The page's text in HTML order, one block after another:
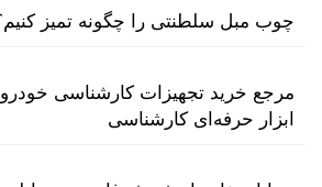
چوب مبل سلطنتی را چگونه تمیز
مرجع خرید تجهیزات کارشناسی
ابزار حرفه‌ای کارشناسی